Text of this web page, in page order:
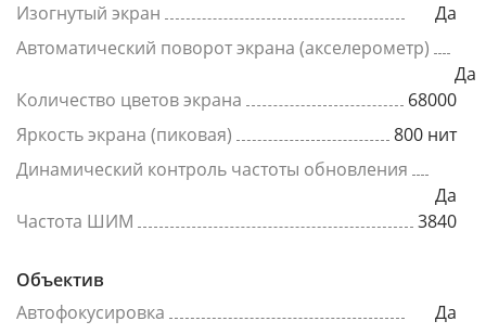
Изогнутый экран
Да
Автоматический поворот экрана (акселерометр)
Да
Количество цветов экрана
68000
Яркость экрана (пиковая)
800 нит
Динамический контроль частоты обновления
Да
Частота ШИМ
3840
Объектив
Автофокусировка
Да